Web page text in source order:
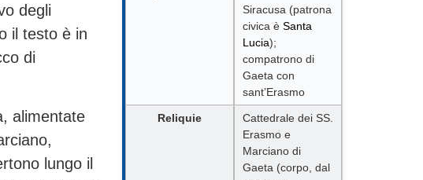
Siracusa (patrona
civica è Santa
Lucia);
compatrono di
Gaeta con
sant’Erasmo
Reliquie
Cattedrale dei SS.
Erasmo e
Marciano di
Gaeta (corpo, dal
degli
il testo è in
di
alimentate
lungo il